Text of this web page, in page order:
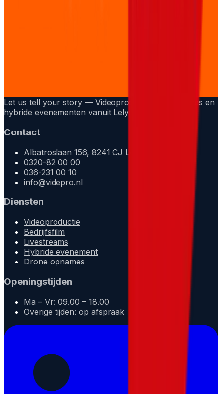
Let us tell your story — Videoproducties, livestreams en
hybride evenementen vanuit Lelystad.
Contact
Albatroslaan 156, 8241 CJ Lelystad
0320-82 00 00
036-231 00 10
info@videpro.nl
Diensten
Videoproductie
Bedrijfsfilm
Livestreams
Hybride evenement
Drone opnames
Openingstijden
Ma – Vr: 09.00 – 18.00
Overige tijden: op afspraak